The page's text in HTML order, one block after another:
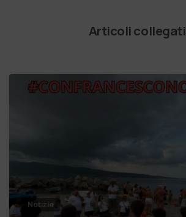
Articoli collegati
Notizie